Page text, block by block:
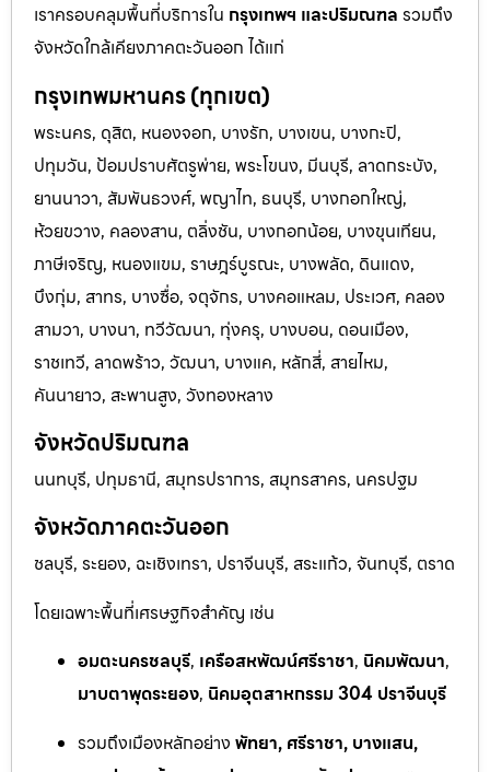
เราครอบคลุมพื้นที่บริการใน กรุงเทพฯ และปริมณฑล รวมถึง
จังหวัดใกล้เคียงภาคตะวันออก ได้แก่
กรุงเทพมหานคร (ทุกเขต)
พระนคร, ดุสิต, หนองจอก, บางรัก, บางเขน, บางกะปิ,
ปทุมวัน, ป้อมปราบศัตรูพ่าย, พระโขนง, มีนบุรี, ลาดกระบัง,
ยานนาวา, สัมพันธวงศ์, พญาไท, ธนบุรี, บางกอกใหญ่,
ห้วยขวาง, คลองสาน, ตลิ่งชัน, บางกอกน้อย, บางขุนเทียน,
ภาษีเจริญ, หนองแขม, ราษฎร์บูรณะ, บางพลัด, ดินแดง,
บึงกุ่ม, สาทร, บางซื่อ, จตุจักร, บางคอแหลม, ประเวศ, คลอง
สามวา, บางนา, ทวีวัฒนา, ทุ่งครุ, บางบอน, ดอนเมือง,
ราชเทวี, ลาดพร้าว, วัฒนา, บางแค, หลักสี่, สายไหม,
คันนายาว, สะพานสูง, วังทองหลาง
จังหวัดปริมณฑล
นนทบุรี, ปทุมธานี, สมุทรปราการ, สมุทรสาคร, นครปฐม
จังหวัดภาคตะวันออก
ชลบุรี, ระยอง, ฉะเชิงเทรา, ปราจีนบุรี, สระแก้ว, จันทบุรี, ตราด
โดยเฉพาะพื้นที่เศรษฐกิจสำคัญ เช่น
อมตะนครชลบุรี, เครือสหพัฒน์ศรีราชา, นิคมพัฒนา,
มาบตาพุดระยอง, นิคมอุตสาหกรรม 304 ปราจีนบุรี
รวมถึงเมืองหลักอย่าง พัทยา, ศรีราชา, บางแสน,